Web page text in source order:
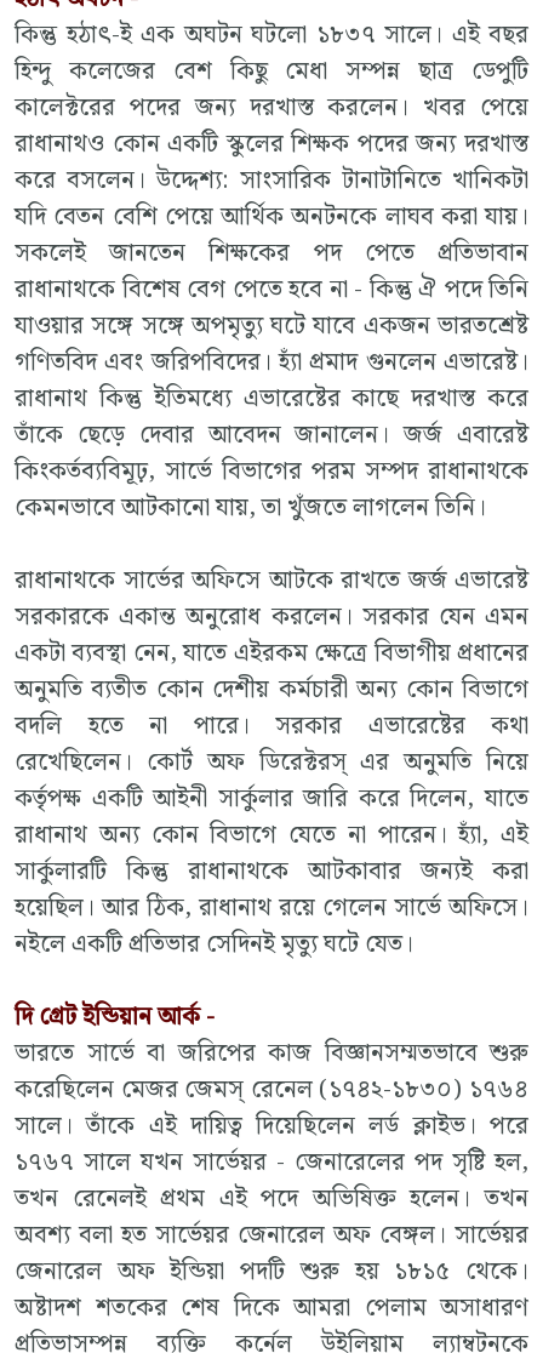
কিন্তু হঠাৎ-ই এক অঘটন ঘটলো ১৮৩৭ সালে। এই বছর
হিন্দু কলেজের বেশ কিছু মেধা সম্পন্ন ছাত্র ডেপুটি
কালেক্টরের পদের জন্য দরখাস্ত করলেন। খবর পেয়ে
রাধানাথও কোন একটি স্কুলের শিক্ষক পদের জন্য দরখাস্ত
করে বসলেন। উদ্দেশ্য: সাংসারিক টানাটানিতে খানিকটা
যদি বেতন বেশি পেয়ে আর্থিক অনটনকে লাঘব করা যায়।
সকলেই জানতেন শিক্ষকের পদ পেতে প্রতিভাবান
রাধানাথকে বিশেষ বেগ পেতে হবে না - কিন্তু ঐ পদে তিনি
যাওয়ার সঙ্গে সঙ্গে অপমৃত্যু ঘটে যাবে একজন ভারতশ্রেষ্ট
গণিতবিদ এবং জরিপবিদের। হ্যাঁ প্রমাদ গুনলেন এভারেষ্ট।
রাধানাথ কিন্তু ইতিমধ্যে এভারেষ্টের কাছে দরখাস্ত করে
তাঁকে ছেড়ে দেবার আবেদন জানালেন। জর্জ এবারেষ্ট
কিংকর্তব্যবিমূঢ়, সার্ভে বিভাগের পরম সম্পদ রাধানাথকে
কেমনভাবে আটকানো যায়, তা খুঁজতে লাগলেন তিনি।
রাধানাথকে সার্ভের অফিসে আটকে রাখতে জর্জ এভারেষ্ট
সরকারকে একান্ত অনুরোধ করলেন। সরকার যেন এমন
একটা ব্যবস্থা নেন, যাতে এইরকম ক্ষেত্রে বিভাগীয় প্রধানের
অনুমতি ব্যতীত কোন দেশীয় কর্মচারী অন্য কোন বিভাগে
বদলি হতে না পারে। সরকার এভারেষ্টের কথা
রেখেছিলেন। কোর্ট অফ ডিরেক্টরস্ এর অনুমতি নিয়ে
কর্তৃপক্ষ একটি আইনী সার্কুলার জারি করে দিলেন, যাতে
রাধানাথ অন্য কোন বিভাগে যেতে না পারেন। হ্যাঁ, এই
সার্কুলারটি কিন্তু রাধানাথকে আটকাবার জন্যই করা
হয়েছিল। আর ঠিক, রাধানাথ রয়ে গেলেন সার্ভে অফিসে।
নইলে একটি প্রতিভার সেদিনই মৃত্যু ঘটে যেত।
দি গ্রেট ইন্ডিয়ান আর্ক -
ভারতে সার্ভে বা জরিপের কাজ বিজ্ঞানসম্মতভাবে শুরু
করেছিলেন মেজর জেমস্ রেনেল (১৭৪২-১৮৩০) ১৭৬৪
সালে। তাঁকে এই দায়িত্ব দিয়েছিলেন লর্ড ক্লাইভ। পরে
১৭৬৭ সালে যখন সার্ভেয়র - জেনারেলের পদ সৃষ্টি হল,
তখন রেনেলই প্রথম এই পদে অভিষিক্ত হলেন। তখন
অবশ্য বলা হত সার্ভেয়র জেনারেল অফ বেঙ্গল। সার্ভেয়র
জেনারেল অফ ইন্ডিয়া পদটি শুরু হয় ১৮১৫ থেকে।
অষ্টাদশ শতকের শেষ দিকে আমরা পেলাম অসাধারণ
প্রতিভাসম্পন্ন ব্যক্তি কর্নেল উইলিয়াম ল্যাম্বটনকে